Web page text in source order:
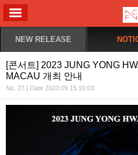
NEW RELEASE
[콘서트] 2023 JUNG YONG
MACAU 개최 안내
No. 27 | Date 2023.09.15 19:03